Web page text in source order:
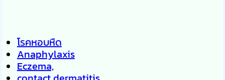
โรคหอบหืด
Anaphylaxis
Eczema,